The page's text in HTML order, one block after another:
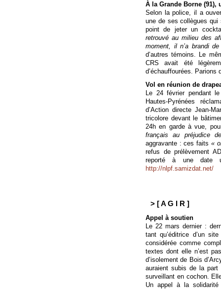
À la Grande Borne
Selon la police, il a
une de ses collègues
point de jeter un
retrouvé au milieu des
moment, il n’a brandi
d’autres témoins. Le
CRS avait été
d’échauffourées. Parions
Vol en réunion de
Le 24 février pendant
Hautes-Pyrénées
d’Action directe Jean-
tricolore devant le
24h en garde à vue,
français au préjudice
aggravante : ces faits «
refus de prélèvement
reporté à une date
http://nlpf.samizdat.net/
> [ A G I R ]
Appel à soutien
Le 22 mars dernier :
tant qu’éditrice d’un
considérée comme
textes dont elle n’est
d’isolement de Bois
auraient subis de la part
surveillant en cochon.
Un appel à la